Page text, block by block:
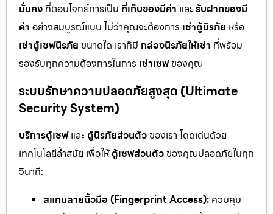
มั่นคง ที่ตอบโจทย์การเป็น ที่เก็บของมีค่า และ รับฝากของมี
ค่า อย่างสมบูรณ์แบบ ไม่ว่าคุณจะต้องการ เช่าตู้นิรภัย หรือ
เช่าตู้เซฟนิรภัย ขนาดใด เราก็มี กล่องนิรภัยให้เช่า ที่พร้อม
รองรับทุกความต้องการในการ เช่าเซฟของคุณ
ระบบรักษาความปลอดภัยสูงสุด (Ultimate
Security System)
บริการตู้เซฟและ ตู้นิรภัยส่วนตัว ของเรา โดดเด่นด้วย
เทคโนโลยีล้ำสมัย เพื่อให้ตู้เซฟส่วนตัว ของคุณปลอดภัยในทุก
วินาที:
สแกนลายนิ้วมือ (Fingerprint Access): ควบคุม